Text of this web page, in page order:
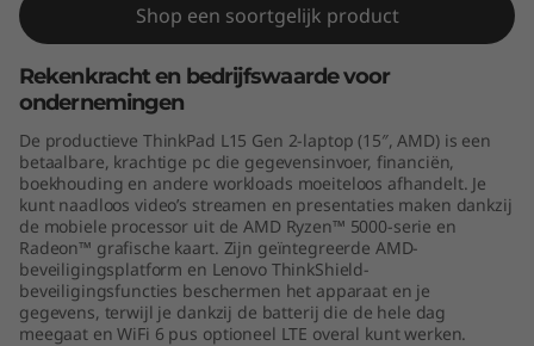
″
A
M
D
Shop een soortgelijk product
Rekenkracht en bedrijfswaarde voor
ondernemingen
De productieve ThinkPad L15 Gen 2-laptop (15″, AMD) is een
betaalbare, krachtige pc die gegevensinvoer, financiën,
boekhouding en andere workloads moeiteloos afhandelt. Je
kunt naadloos video’s streamen en presentaties maken dankzij
de mobiele processor uit de AMD Ryzen™ 5000-serie en
Radeon™ grafische kaart. Zijn geïntegreerde AMD-
beveiligingsplatform en Lenovo ThinkShield-
beveiligingsfuncties beschermen het apparaat en je
gegevens, terwijl je dankzij de batterij die de hele dag
meegaat en WiFi 6 pus optioneel LTE overal kunt werken.